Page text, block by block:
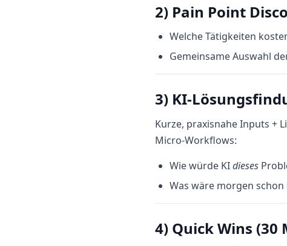
2) Pain Point
Welche Tätigkeiten
Gemeinsame Auswahl
3)
Kurze, praxisnahe Inputs +
Micro‑Workflows:
Wie würde KIdieses
Was wäre morgen schon
4) Quick Wins (30